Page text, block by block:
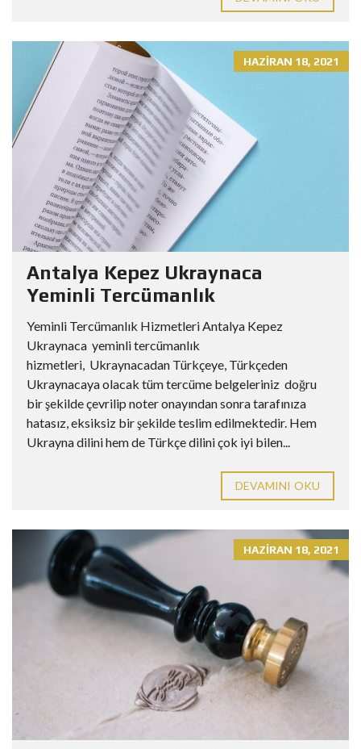
HAZIRAN 18, 2021
Antalya Kepez Ukraynaca
Yeminli Tercümanlık
Yeminli Tercümanlık Hizmetleri Antalya Kepez
Ukraynaca yeminli tercümanlık
hizmetleri, Ukraynacadan Türkçeye, Türkçeden
Ukraynacaya olacak tüm tercüme belgeleriniz doğru
bir şekilde çevrilip noter onayından sonra tarafınıza
hatasız, eksiksiz bir şekilde teslim edilmektedir. Hem
Ukrayna dilini hem de Türkçe dilini çok iyi bilen...
DEVAMINI OKU
HAZIRAN 18, 2021